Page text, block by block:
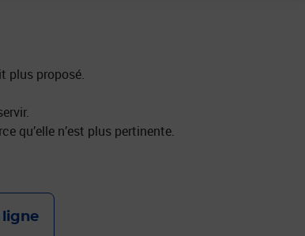
plus proposé.
qu’elle n’est plus pertinente.
ligne